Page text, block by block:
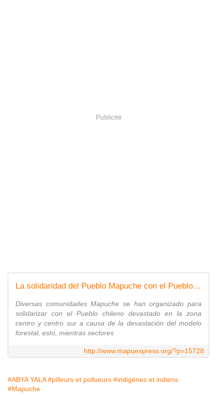
Publicité
La solidaridad del Pueblo Mapuche con el Pueblo chileno devastado por incendios forestales en la zona central
Diversas comunidades Mapuche se han organizado para
solidarizar con el Pueblo chileno devastado en la zona
centro y centro sur a causa de la devastación del modelo
forestal, esto, mientras sectores
http://www.mapuexpress.org/?p=15728
#ABYA YALA #pilleurs et pollueurs #indigènes et indiens
#Mapuche